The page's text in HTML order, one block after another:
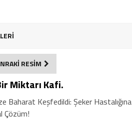
RESİM
Miktarı Kafi.
Baharat Keşfedildi: Şeker Hastalığına
Çözüm!